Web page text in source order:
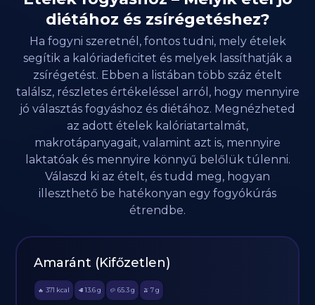
diétához és zsírégetéshez?
Ha fogyni szeretnél, fontos tudni, mely ételek
segítik a kalóriadeficitet és melyek lassíthatják a
zsírégetést. Ebben a listában több száz ételt
találsz, részletes értékeléssel arról, hogy mennyire
jó választás fogyáshoz és diétához. Megnézheted
az adott ételek kalóriatartalmát,
makrotápanyagait, valamint azt is, mennyire
laktatóak és mennyire könnyű belőlük túlenni.
Válaszd ki az ételt, és tudd meg, hogyan
illeszthető be hatékonyan egy fogyókúrás
étrendbe.
Amaránt (Kifőzetlen)
🔥 371 kcal 🥩 13.6 g 🥔 65.3g 🫒 7 g